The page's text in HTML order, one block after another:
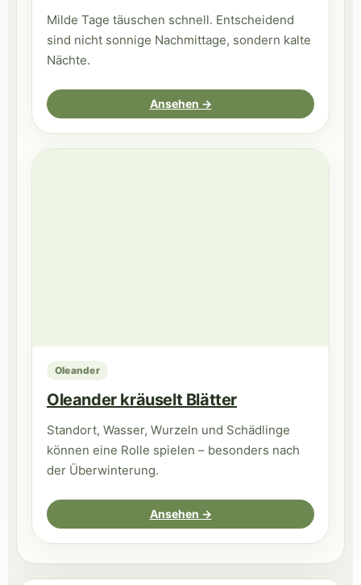
Milde Tage täuschen schnell. Entscheidend
sind nicht sonnige Nachmittage, sondern kalte
Nächte.
Ansehen →
Oleander
Oleander kräuselt Blätter
Standort, Wasser, Wurzeln und Schädlinge
können eine Rolle spielen – besonders nach
der Überwinterung.
Ansehen →